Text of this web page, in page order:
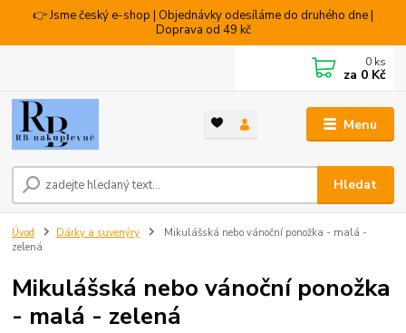
👉 Jsme český e-shop | Objednávky odesíláme do druhého dne |
Doprava od 49 kč
Menu
Hledat
0 ks
za 0 Kč
Úvod Dárky a suvenýry
Mikulášská nebo vánoční ponožka - malá -
zelená
Mikulášská nebo vánoční ponožka
- malá - zelená